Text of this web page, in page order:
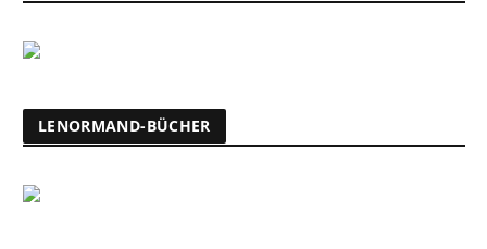
LENORMAND-BÜCHER